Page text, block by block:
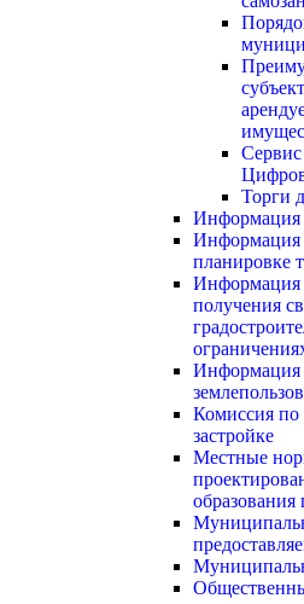
Торги
Информация
Информация
планировке
Информация
получения
Информация
Комиссия по
застройке
Местные
образования